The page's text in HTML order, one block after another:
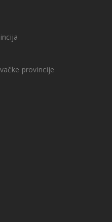
provincije